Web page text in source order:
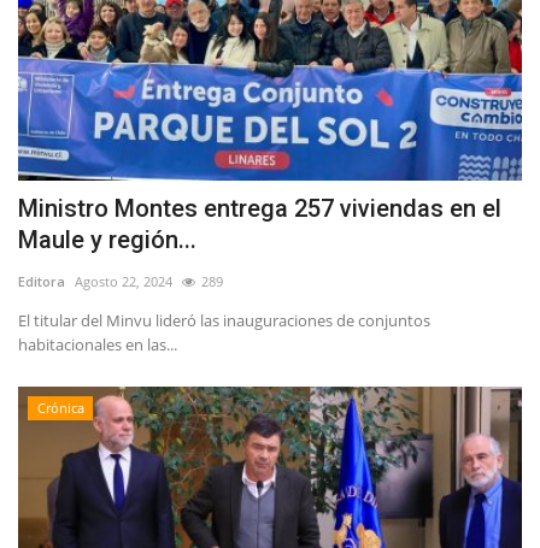
Ministro Montes entrega 257 viviendas en el
Maule y región...
Editora Agosto 22, 2024 289
El titular del Minvu lideró las inauguraciones de conjuntos
habitacionales en las...
Crónica